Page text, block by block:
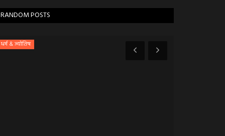
RANDOM POSTS
धर्म & ज्योतिष